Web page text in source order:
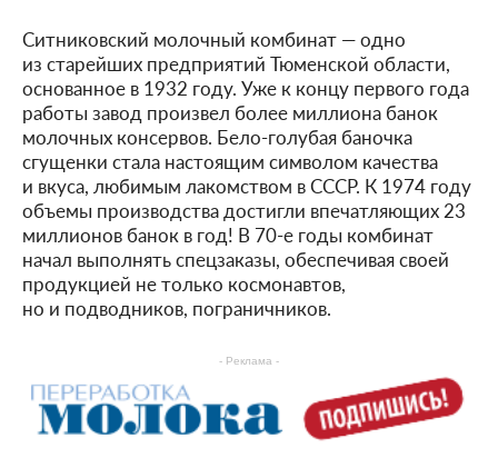
Ситниковский молочный комбинат — одно
из старейших предприятий Тюменской области,
основанное в 1932 году. Уже к концу первого года
работы завод произвел более миллиона банок
молочных консервов. Бело-голубая баночка
сгущенки стала настоящим символом качества
и вкуса, любимым лакомством в СССР. К 1974 году
объемы производства достигли впечатляющих 23
миллионов банок в год! В 70-е годы комбинат
начал выполнять спецзаказы, обеспечивая своей
продукцией не только космонавтов,
но и подводников, пограничников.
- Реклама -